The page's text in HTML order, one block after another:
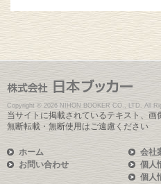
Copyright © 2026 NIHON BOOKER CO., LTD. All
当サイトに掲載されているテキスト、画
無断転載・無断使用はご遠慮ください
ホーム
お問い合わせ
会社
個人
個人